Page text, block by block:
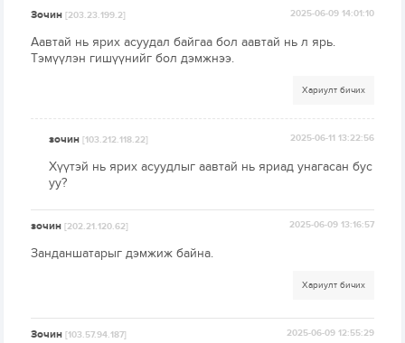
Зочин[203.23.199.2] 2025-06-09 14:01:10
Аавтай нь ярих асуудал байгаа бол аавтай нь л ярь.
Тэмүүлэн гишүүнийг бол дэмжнээ.
Хариулт бичих
зочин[103.212.118.22] 2025-06-11 13:22:56
Хүүтэй нь ярих асуудлыг аавтай нь яриад унагасан бус
уу?
зочин[202.21.120.62] 2025-06-09 13:16:57
Занданшатарыг дэмжиж байна.
Хариулт бичих
Зочин[103.57.94.187] 2025-06-09 12:55:29